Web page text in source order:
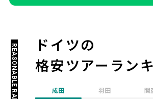
ドイツの
格安ツアーラン
REASONABLE RANKING 成田 羽田 関